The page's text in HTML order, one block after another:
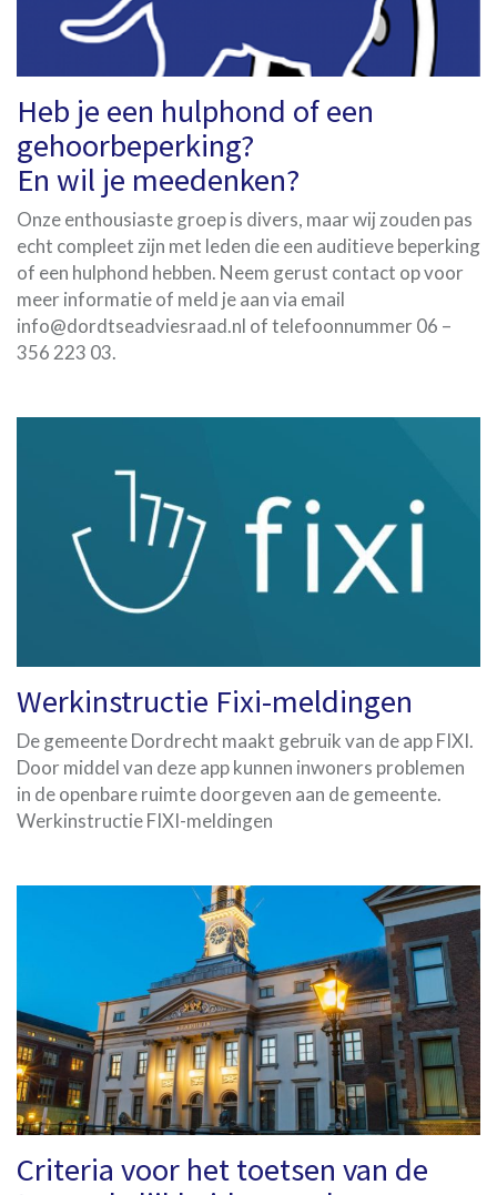
Heb je een hulphond of een
gehoorbeperking?
En wil je meedenken?
Onze enthousiaste groep is divers, maar wij zouden pas
echt compleet zijn met leden die een auditieve beperking
of een hulphond hebben. Neem gerust contact op voor
meer informatie of meld je aan via email
info@dordtseadviesraad.nl of telefoonnummer 06 –
356 223 03.
Werkinstructie Fixi-meldingen
De gemeente Dordrecht maakt gebruik van de app FIXI.
Door middel van deze app kunnen inwoners problemen
in de openbare ruimte doorgeven aan de gemeente.
Werkinstructie FIXI-meldingen
Criteria voor het toetsen van de